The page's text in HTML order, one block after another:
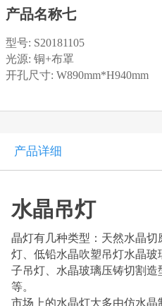
产品名称七
型号: S20181105
光源: 铜+布罩
开孔尺寸: W890mm*H940mm
产品详细
水晶吊灯
晶灯有几种类型：天然水晶
灯、低铅水晶吹塑吊灯水晶
子吊灯、水晶玻璃压铸切割
等。
市场上的水晶灯大多由仿水